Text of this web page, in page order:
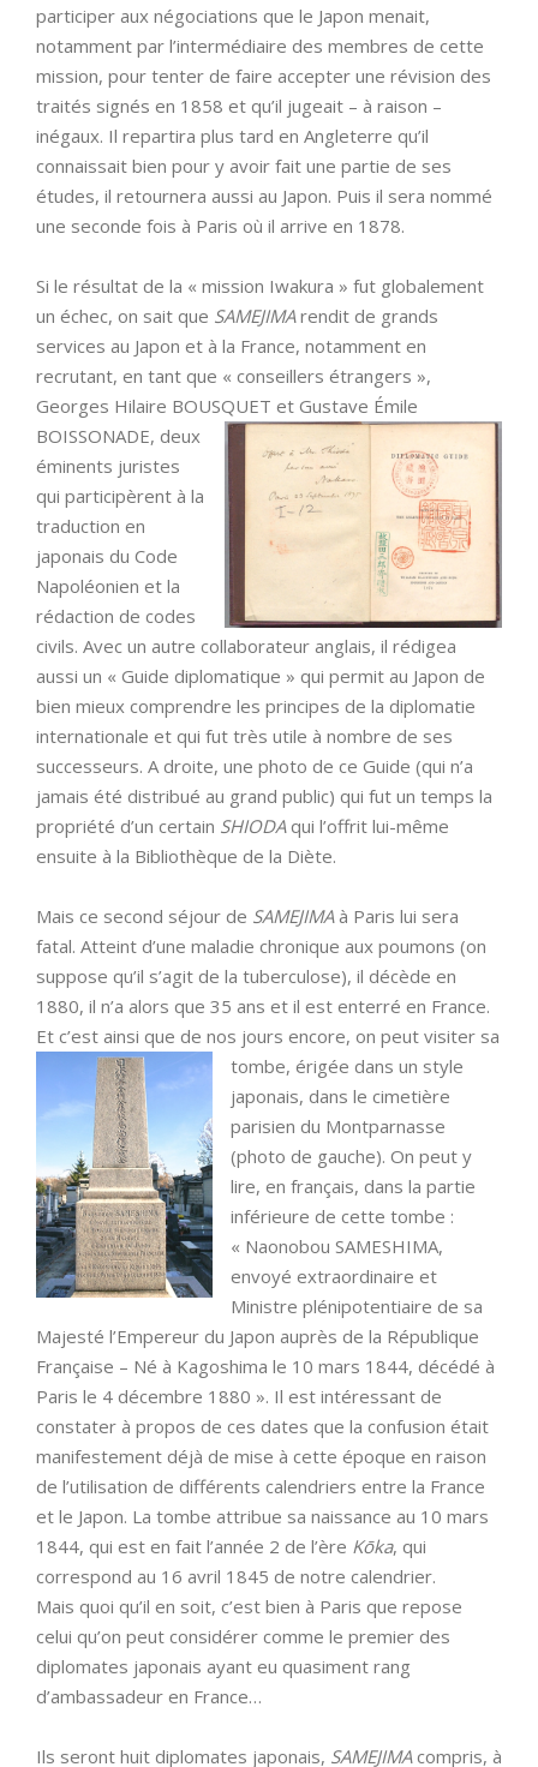
participer aux négociations que le Japon menait,
notamment par l’intermédiaire des membres de cette
mission, pour tenter de faire accepter une révision des
traités signés en 1858 et qu’il jugeait – à raison –
inégaux. Il repartira plus tard en Angleterre qu’il
connaissait bien pour y avoir fait une partie de ses
études, il retournera aussi au Japon. Puis il sera nommé
une seconde fois à Paris où il arrive en 1878.
Si le résultat de la « mission Iwakura » fut globalement
un échec, on sait que SAMEJIMArendit de grands
services au Japon et à la France, notamment en
recrutant, en tant que « conseillers étrangers »,
Georges Hilaire BOUSQUET et Gustave Émile
BOISSONADE, deux
éminents juristes
qui participèrent à la
traduction en
japonais du Code
Napoléonien et la
rédaction de codes
civils. Avec un autre collaborateur anglais, il rédigea
aussi un « Guide diplomatique » qui permit au Japon de
bien mieux comprendre les principes de la diplomatie
internationale et qui fut très utile à nombre de ses
successeurs. A droite, une photo de ce Guide (qui n’a
jamais été distribué au grand public) qui fut un temps la
propriété d’un certain SHIODAqui l’offrit lui-même
ensuite à la Bibliothèque de la Diète.
Mais ce second séjour de SAMEJIMAà Paris lui sera
fatal. Atteint d’une maladie chronique aux poumons (on
suppose qu’il s’agit de la tuberculose), il décède en
1880, il n’a alors que 35 ans et il est enterré en France.
Et c’est ainsi que de nos jours encore, on peut visiter sa
tombe, érigée dans un style
japonais, dans le cimetière
parisien du Montparnasse
(photo de gauche). On peut y
lire, en français, dans la partie
inférieure de cette tombe :
« Naonobou SAMESHIMA,
envoyé extraordinaire et
Ministre plénipotentiaire de sa
Majesté l’Empereur du Japon auprès de la République
Française – Né à Kagoshima le 10 mars 1844, décédé à
Paris le 4 décembre 1880 ». Il est intéressant de
constater à propos de ces dates que la confusion était
manifestement déjà de mise à cette époque en raison
de l’utilisation de différents calendriers entre la France
et le Japon. La tombe attribue sa naissance au 10 mars
1844, qui est en fait l’année 2 de l’ère Kōka, qui
correspond au 16 avril 1845 de notre calendrier.
Mais quoi qu’il en soit, c’est bien à Paris que repose
celui qu’on peut considérer comme le premier des
diplomates japonais ayant eu quasiment rang
d’ambassadeur en France…
Ils seront huit diplomates japonais, SAMEJIMAcompris, à